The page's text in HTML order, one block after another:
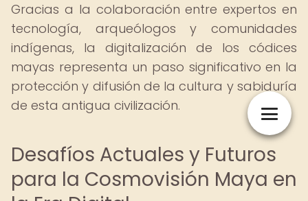
Gracias a la colaboración entre expertos en
tecnología, arqueólogos y comunidades
indígenas, la digitalización de los códices
mayas representa un paso significativo en la
protección y difusión de la cultura y sabiduría
de esta antigua civilización.
Desafíos Actuales y Futuros
para la Cosmovisión Maya en